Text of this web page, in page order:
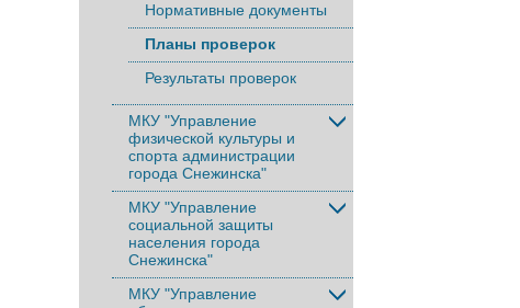
Нормативные документы
Планы проверок
Результаты проверок
МКУ "Управление
физической культуры и
спорта администрации
города Снежинска"
МКУ "Управление
социальной защиты
населения города
Снежинска"
МКУ "Управление